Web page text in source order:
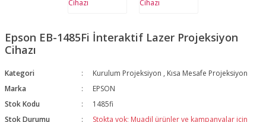
Epson EB-1485Fi İnteraktif Lazer Projeksiyon
Cihazı
Kategori Kurulum Projeksiyon , Kısa Mesafe Projeksiyon
Marka
EPSON
Stok Kodu
1485fi
Stok Durumu
Stokta yok; Muadil ürünler ve kampanyalar için